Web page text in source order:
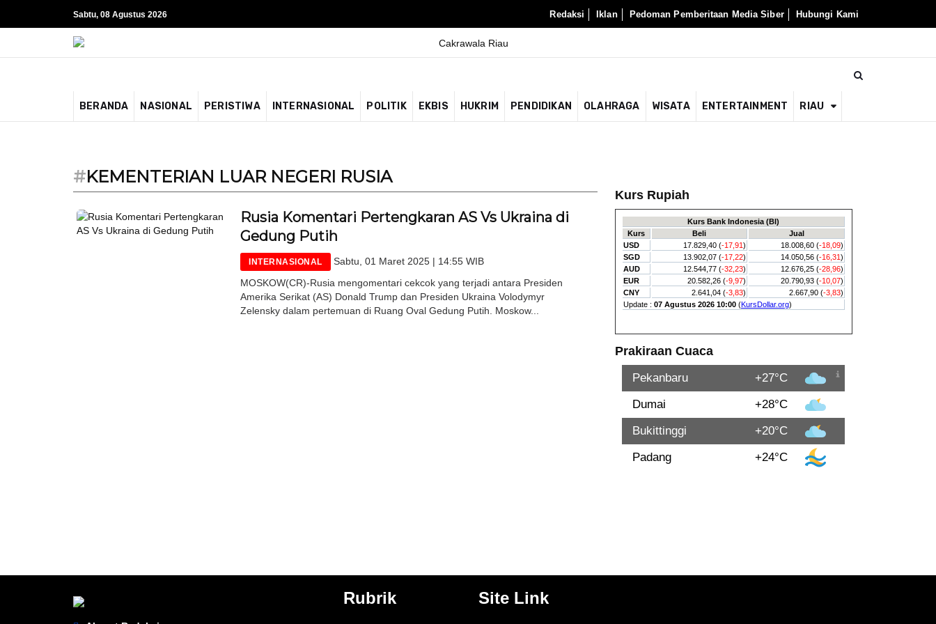
Sabtu, 08 Agustus 2026 Redaksi Iklan Pedoman Pemberitaan Media Siber Hubungi Kami
BERANDA NASIONAL PERISTIWA INTERNASIONAL POLITIK EKBIS HUKRIM PENDIDIKAN OLAHRAGA WISATA ENTERTAINMENT RIAU
#KEMENTERIAN LUAR NEGERI RUSIA
Rusia Komentari Pertengkaran AS Vs Ukraina di
Gedung Putih
INTERNASIONAL
Sabtu, 01 Maret 2025 | 14:55 WIB
MOSKOW(CR)-Rusia mengomentari cekcok yang terjadi antara Presiden
Amerika Serikat (AS) Donald Trump dan Presiden Ukraina Volodymyr
Zelensky dalam pertemuan di Ruang Oval Gedung Putih. Moskow...
Kurs Rupiah
Prakiraan Cuaca
Pekanbaru
+27°C
Dumai
+28°C
Bukittinggi
+20°C
Padang
+24°C
Rubrik Site Link